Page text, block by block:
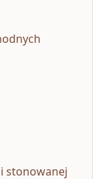
stonowanej